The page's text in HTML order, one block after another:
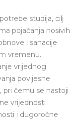
studija, cilj
pojačanja nosivih
i sanacije
vremenu.
vrijednog
povijesne
pri čemu se nastoji
vrijednosti
i dugoročne